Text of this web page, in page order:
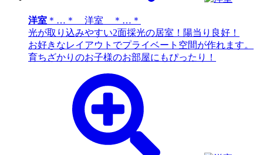
洋室 ＊…＊ 洋室 ＊…＊
光が取り込みやすい2面採光の居室！陽当り良好！
お好きなレイアウトでプライベート空間が作れます。
育ちざかりのお子様のお部屋にもぴったり！